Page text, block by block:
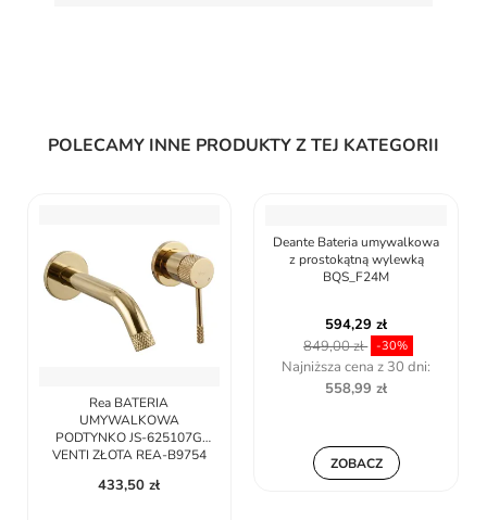
POLECAMY INNE PRODUKTY Z TEJ KATEGORII
Rea BATERIA
UMYWALKOWA
PODTYNKO JS-625107G
VENTI ZŁOTA REA-B9754
433,50 zł
594,29 zł